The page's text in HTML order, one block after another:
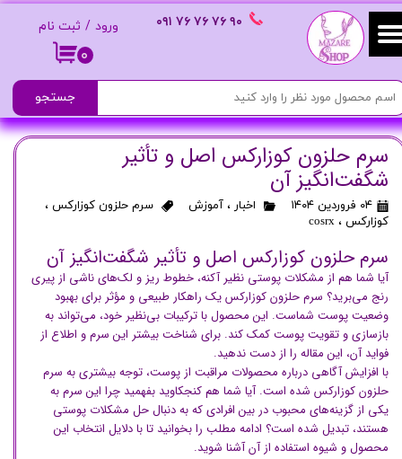
۰
ورود / ثبت نام
حساب کاربری من
تغییر گذر واژه
سفارشات
خروج از حساب کاربری
٩٠ ٧۶ ٧۶ ٧۶ ٠٩١
جستجو
سرم حلزون کوزارکس اصل و تأثیر
شگفت‌انگیز آن
۰۴ فروردین ۱۴۰۴ اخبار ، آموزش سرم حلزون کوزارکس ،
کوزارکس ، cosrx
سرم حلزون کوزارکس اصل و تأثیر شگفت‌انگیز آن
آیا شما هم از مشکلات پوستی نظیر آکنه، خطوط ریز و لک‌های ناشی از پیری
رنج می‌برید؟ سرم حلزون کوزارکس یک راهکار طبیعی و مؤثر برای بهبود
وضعیت پوست شماست. این محصول با ترکیبات بی‌نظیر خود، می‌تواند به
بازسازی و تقویت پوست کمک کند. برای شناخت بیشتر این سرم و اطلاع از
فواید آن، این مقاله را از دست ندهید.
با افزایش آگاهی درباره محصولات مراقبت از پوست، توجه بیشتری به سرم
حلزون کوزارکس شده است. آیا شما هم کنجکاوید بفهمید چرا این سرم به
یکی از گزینه‌های محبوب در بین افرادی که به دنبال حل مشکلات پوستی
هستند، تبدیل شده است؟ ادامه مطلب را بخوانید تا با دلایل انتخاب این
محصول و شیوه استفاده از آن آشنا شوید.